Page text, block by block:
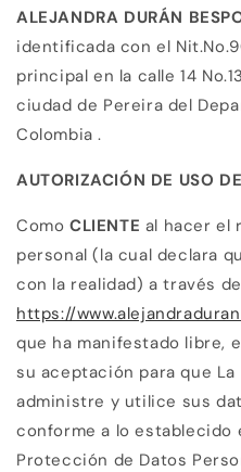
ALEJANDRA DURÁN
identificada con el
principal en la calle 14
ciudad de Pereira del
Colombia .
AUTORIZACIÓN DE USO
Como CLIENTE al hacer el
personal (la cual declara
con la realidad) a través
https://
que ha manifestado libre,
su aceptación para que La
administre y utilice sus
conforme a lo establecido
Protección de Datos